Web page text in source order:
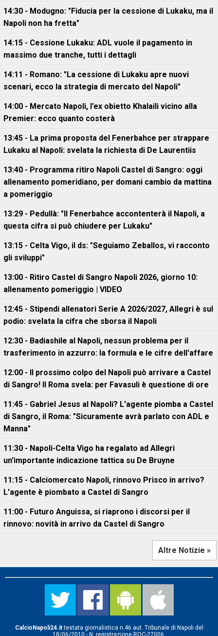
14:30 - Modugno: "Fiducia per la cessione di Lukaku, ma il
Napoli non ha fretta"
14:15 - Cessione Lukaku: ADL vuole il pagamento in
massimo due tranche, tutti i dettagli
14:11 - Romano: "La cessione di Lukaku apre nuovi
scenari, ecco la strategia di mercato del Napoli"
14:00 - Mercato Napoli, l’ex obietto Khalaili vicino alla
Premier: ecco quanto costerà
13:45 - La prima proposta del Fenerbahce per strappare
Lukaku al Napoli: svelata la richiesta di De Laurentiis
13:40 - Programma ritiro Napoli Castel di Sangro: oggi
allenamento pomeridiano, per domani cambio da mattina
a pomeriggio
13:29 - Pedullà: "Il Fenerbahce accontenterà il Napoli, a
questa cifra si può chiudere per Lukaku"
13:15 - Celta Vigo, il ds: "Seguiamo Zeballos, vi racconto
gli sviluppi"
13:00 - Ritiro Castel di Sangro Napoli 2026, giorno 10:
allenamento pomeriggio | VIDEO
12:45 - Stipendi allenatori Serie A 2026/2027, Allegri è sul
podio: svelata la cifra che sborsa il Napoli
12:30 - Badiashile al Napoli, nessun problema per il
trasferimento in azzurro: la formula e le cifre dell'affare
12:00 - Il prossimo colpo del Napoli può arrivare a Castel
di Sangro! Il Roma svela: per Favasuli è questione di ore
11:45 - Gabriel Jesus al Napoli? L'agente piomba a Castel
di Sangro, il Roma: "Sicuramente avrà parlato con ADL e
Manna"
11:30 - Napoli-Celta Vigo ha regalato ad Allegri
un'importante indicazione tattica su De Bruyne
11:15 - Calciomercato Napoli, rinnovo Prisco in arrivo?
L'agente è piombato a Castel di Sangro
11:00 - Futuro Anguissa, si riaprono i discorsi per il
rinnovo: novità in arrivo da Castel di Sangro
Altre Notizie »
CalcioNapoli24.ittestata giornalistica n.46 aut. Tribunale di Napoli del
18/06/2010 - N. registrazione ROC-27006.